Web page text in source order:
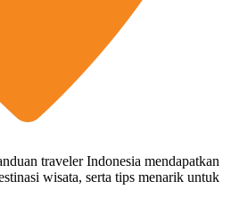
traveler Indonesia mendapatkan
wisata, serta tips menarik untuk